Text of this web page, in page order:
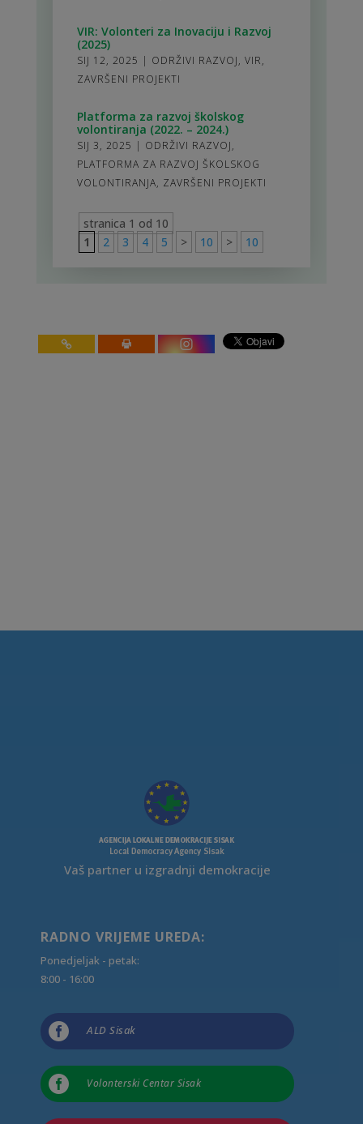
VIR: Volonteri za Inovaciju i Razvoj
(2025)
SIJ 12, 2025 | ODRŽIVI RAZVOJ, VIR,
ZAVRŠENI PROJEKTI
Platforma za razvoj školskog
volontiranja (2022. – 2024.)
SIJ 3, 2025 | ODRŽIVI RAZVOJ,
PLATFORMA ZA RAZVOJ ŠKOLSKOG
VOLONTIRANJA, ZAVRŠENI PROJEKTI
stranica 1 od 10
1
2 3 4 5 > 10 > 10
Vaš partner u izgradnji demokracije
RADNO VRIJEME UREDA:
Ponedjeljak - petak:
8:00 - 16:00
 ALD Sisak
 Volonterski Centar Sisak